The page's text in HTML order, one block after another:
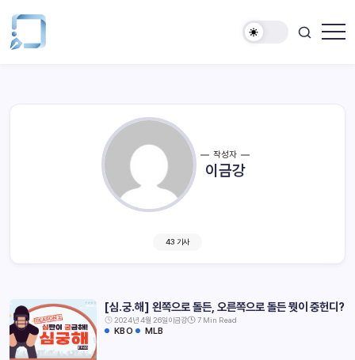
작성자
이금강
43 기사
[심.궁.해] 왼쪽으로 돌든, 오른쪽으로 돌든 뭣이 중헌디?
2024년 4월 26일이금강 7 Min Read
KBO MLB